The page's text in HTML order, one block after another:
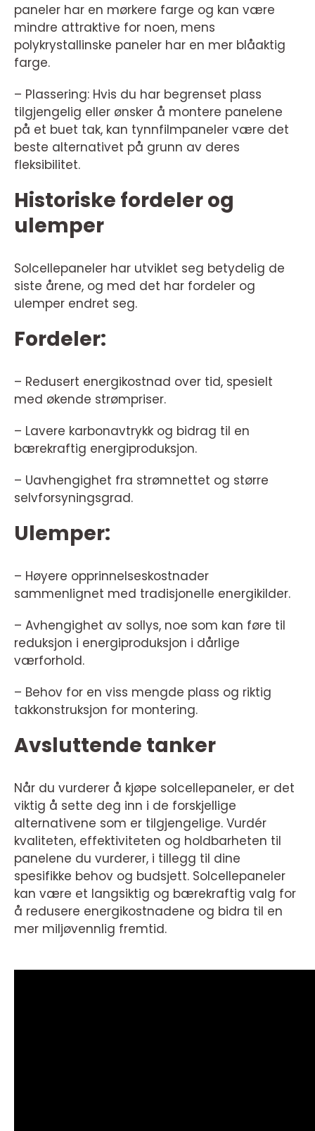
paneler har en mørkere farge og kan være
mindre attraktive for noen, mens
polykrystallinske paneler har en mer blåaktig
farge.
– Plassering: Hvis du har begrenset plass
tilgjengelig eller ønsker å montere panelene
på et buet tak, kan tynnfilmpaneler være det
beste alternativet på grunn av deres
fleksibilitet.
Historiske fordeler og
ulemper
Solcellepaneler har utviklet seg betydelig de
siste årene, og med det har fordeler og
ulemper endret seg.
Fordeler:
– Redusert energikostnad over tid, spesielt
med økende strømpriser.
– Lavere karbonavtrykk og bidrag til en
bærekraftig energiproduksjon.
– Uavhengighet fra strømnettet og større
selvforsyningsgrad.
Ulemper:
– Høyere opprinnelseskostnader
sammenlignet med tradisjonelle energikilder.
– Avhengighet av sollys, noe som kan føre til
reduksjon i energiproduksjon i dårlige
værforhold.
– Behov for en viss mengde plass og riktig
takkonstruksjon for montering.
Avsluttende tanker
Når du vurderer å kjøpe solcellepaneler, er det
viktig å sette deg inn i de forskjellige
alternativene som er tilgjengelige. Vurdér
kvaliteten, effektiviteten og holdbarheten til
panelene du vurderer, i tillegg til dine
spesifikke behov og budsjett. Solcellepaneler
kan være et langsiktig og bærekraftig valg for
å redusere energikostnadene og bidra til en
mer miljøvennlig fremtid.